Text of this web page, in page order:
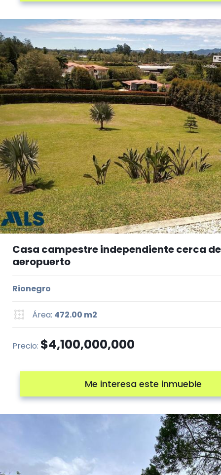
Casa campestre independiente cerca
aeropuerto
Rionegro
Área: 472.00 m2
Precio: $4,100,000,000
Me interesa este inmueble